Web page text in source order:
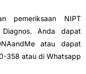
pemeriksaan NIPT
Anda dapat
atau dapat
358 atau di Whatsapp